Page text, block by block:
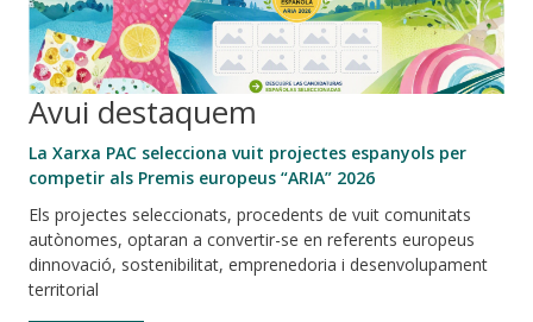
Avui destaquem
La Xarxa PAC selecciona vuit projectes espanyols per
competir als Premis europeus “ARIA” 2026
Els projectes seleccionats, procedents de vuit comunitats
autònomes, optaran a convertir-se en referents europeus
dinnovació, sostenibilitat, emprenedoria i desenvolupament
territorial